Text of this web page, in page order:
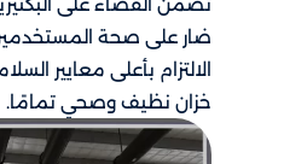
ضار على صحة
الالتزام بأعلى معايير
خزان نظيف وصحي تمامًا.